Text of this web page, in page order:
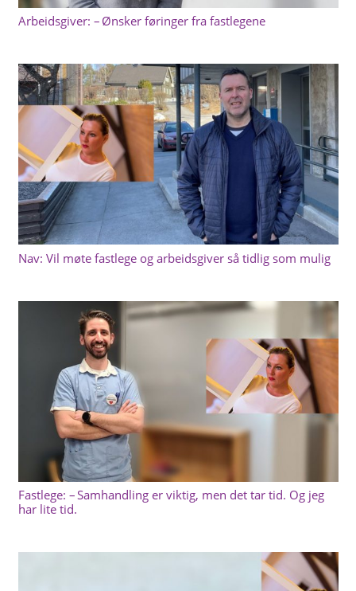
Arbeidsgiver: – Ønsker føringer fra fastlegene
Nav: Vil møte fastlege og arbeidsgiver så tidlig som mulig
Fastlege: – Samhandling er viktig, men det tar tid. Og jeg
har lite tid.